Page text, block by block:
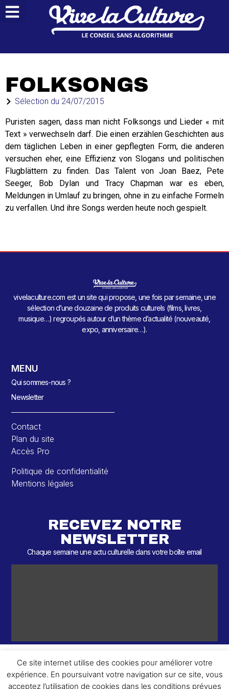
FOLKSONGS
Sélection du 24/07/2015
Puristen sagen, dass man nicht Folksongs und Lieder « mit
Text » verwechseln darf. Die einen erzählen Geschichten aus
dem täglichen Leben in einer gepflegten Form, die anderen
versuchen eher, eine Effizienz von Slogans und politischen
Flugblättern zu finden. Das Talent von Joan Baez, Pete
Seeger, Bob Dylan und Tracy Chapman war es eben,
Meldungen in Umlauf zu bringen, ohne in zu einfache Formeln
zu verfallen. Und ihre Songs werden heute noch gespielt.
vivelaculture.com est un site qui propose, une fois par semaine, une
sélection d’une douzaine de produits culturels (films, livres,
musique…) regroupés autour d’un thème d’actualité (nouveauté,
expo, anniversaire…).
MENU
Qui sommes-nous ?
Newsletter
Contact
Plan du site
Accès Pro
Politique de confidentialité
Mentions légales
RECEVEZ NOTRE
NEWSLETTER
Chaque semaine une actu culturelle dans votre boîte email
© 2026 – 2 ème Round – Tous droits réservés.
Ce site internet utilise des cookies pour améliorer votre
expérience. En poursuivant votre navigation sur ce site, vous
acceptez l’utilisation de cookies dans les conditions prévues